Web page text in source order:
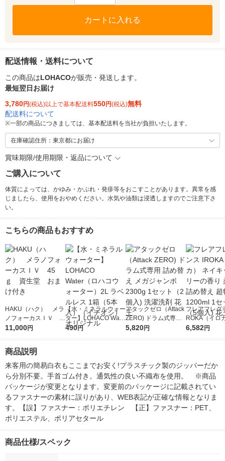
カートに入れる
配送情報・送料について
この商品はLOHACOが販売・発送します。
最短翌日お届け
3,780円(税込)以上で基本配送料550円(税込)無料
配送料について
※一部の商品につきましては、基本配送料を当社が負担いたします。
在庫確認住所：東京都にお届け
賞味期限/使用期限・返品について
ご購入について
体質によっては、かゆみ・かぶれ・発疹等をおこすことがあります。異常を感
じましたら、使用をおやめください。水気や油類は浸透しますのでご注意下さ
い。
こちらの商品もおすすめ
HAKU（ハク） メラ
ノフォーカスＩＶ 4
5ｇ 資生堂 おまけ
11,000円
【水・ミネラルウォー
ター】LOHACO Wate
r（ロハコウォータ
490円
アタックゼロ（Attack
ZERO) ドラム式専用
詰め替え メガジャン
5,820円
フレアフレグ
ROKA（イロ
イキッドリリ
6,582円
商品説明
来客用の簡易白衣もここまでお安く!プラスチック製のジッパーだか
ら分別不要。手首ゴム付き。通気性の良い不織布を使用。　※商品
パッケージが変更となります。変更前のパッケージに記載されてい
るファスナーの素材に誤りがあり、WEB表記が正確な情報となりま
す。【誤】ファスナー：ポリエチレン　【正】ファスナー：PET、
ポリエステル、ポリアセタール
商品仕様/スペック